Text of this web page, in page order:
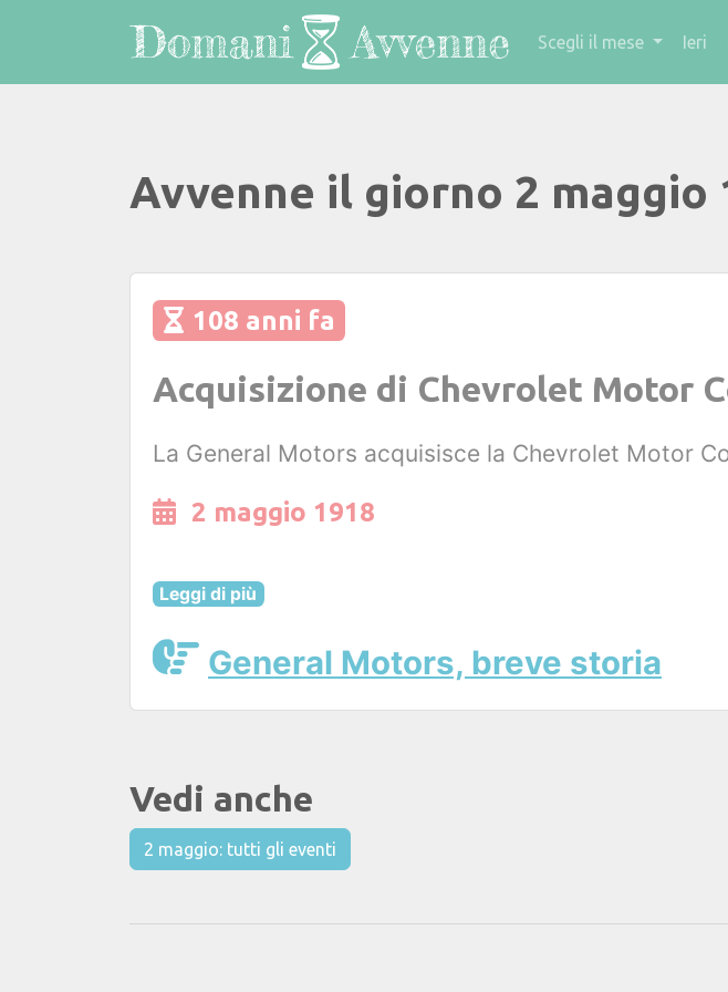
Scegli il mese Ieri
Avvenne il giorno 2 maggio
108 anni fa
Acquisizione di Chevrolet Motor
La General Motors acquisisce la Chevrolet Motor
2 maggio 1918
Leggi di più
General Motors, breve storia
Vedi anche
2 maggio: tutti gli eventi